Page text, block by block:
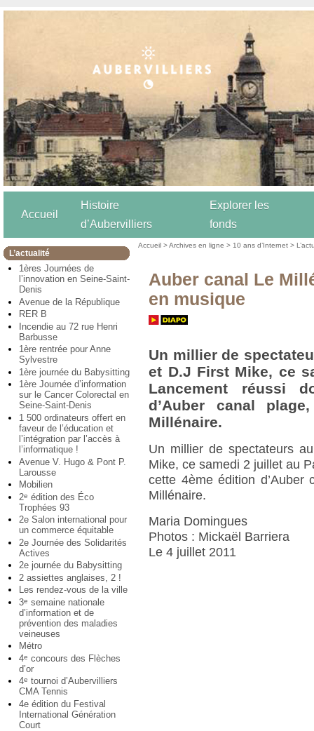
Accueil
Histoire
d’Aubervilliers
Explorer les
fonds
L’actualité
1ères Journées de
l’innovation en Seine-Saint-
Denis
Avenue de la République
RER B
Incendie au 72 rue Henri
Barbusse
1ère rentrée pour Anne
Sylvestre
1ère journée du Babysitting
1ère Journée d’information
sur le Cancer Colorectal en
Seine-Saint-Denis
1 500 ordinateurs offert en
faveur de l’éducation et
l’intégration par l’accès à
l’informatique !
Avenue V. Hugo & Pont P.
Larousse
Mobilien
2e édition des Éco
Trophées 93
2e Salon international pour
un commerce équitable
2e Journée des Solidarités
Actives
2e journée du Babysitting
2 assiettes anglaises, 2 !
Les rendez-vous de la ville
3e semaine nationale
d’information et de
prévention des maladies
veineuses
Métro
4e concours des Flèches
d’or
4e tournoi d’Aubervilliers
CMA Tennis
4e édition du Festival
International Génération
Court
Accueil >Archives en ligne > 10 ans d’Internet >
Auber canal Le
en musique
Un millier de
et D.J First Mike, ce
Lancement réussi
d’Auber canal
Millénaire.
Un millier de spectateurs
Mike, ce samedi 2 juillet au
cette 4ème édition
Millénaire.
Maria Domingues
Photos : Mickaël Barriera
Le 4 juillet 2011